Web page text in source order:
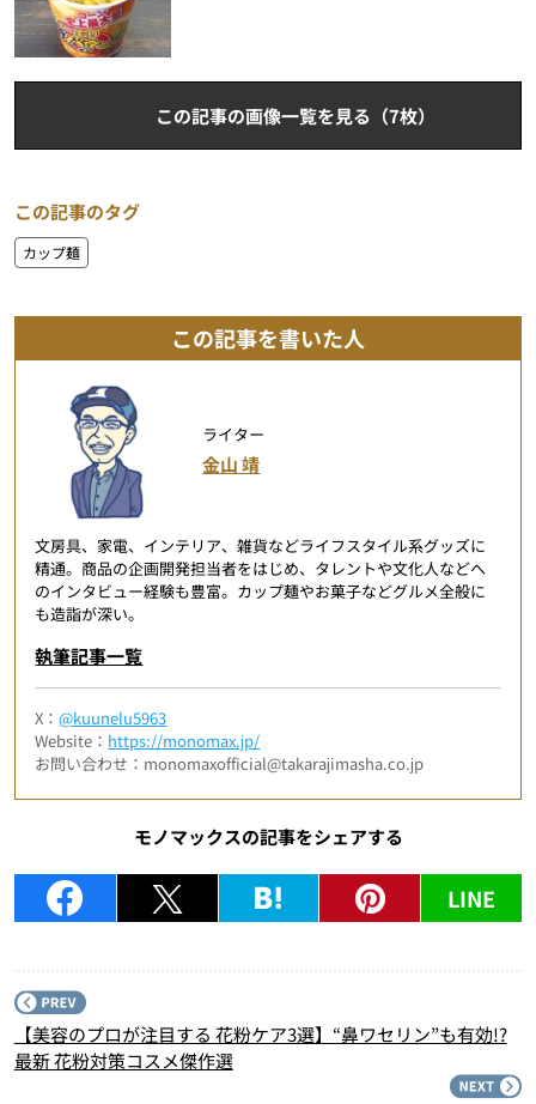
この記事の画像一覧を見る（7枚）
この記事のタグ
カップ麺
この記事を書いた人
ライター
金山 靖
文房具、家電、インテリア、雑貨などライフスタイル系グッズに
精通。商品の企画開発担当者をはじめ、タレントや文化人などへ
のインタビュー経験も豊富。カップ麺やお菓子などグルメ全般に
も造詣が深い。
執筆記事一覧
X：@kuunelu5963
Website： https://monomax.jp/
お問い合わせ：monomaxofficial@takarajimasha.co.jp
モノマックスの記事をシェアする
LINE
【美容のプロが注目する 花粉ケア3選】“鼻ワセリン”も有効!?
最新 花粉対策コスメ傑作選